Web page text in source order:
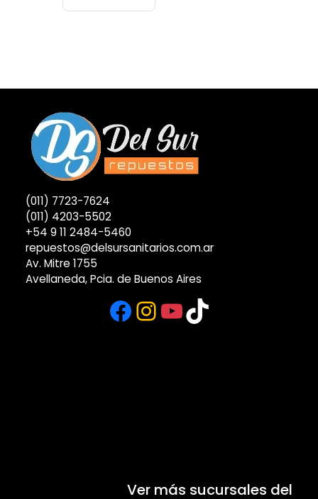
(011) 7723-7624
(011) 4203-5502
+54 9 11 2484-5460
repuestos@delsursanitarios.com.ar
Av. Mitre 1755
Avellaneda, Pcia. de Buenos Aires
Facebook
Instagram
YouTube
TikTok
Ver más sucursales del